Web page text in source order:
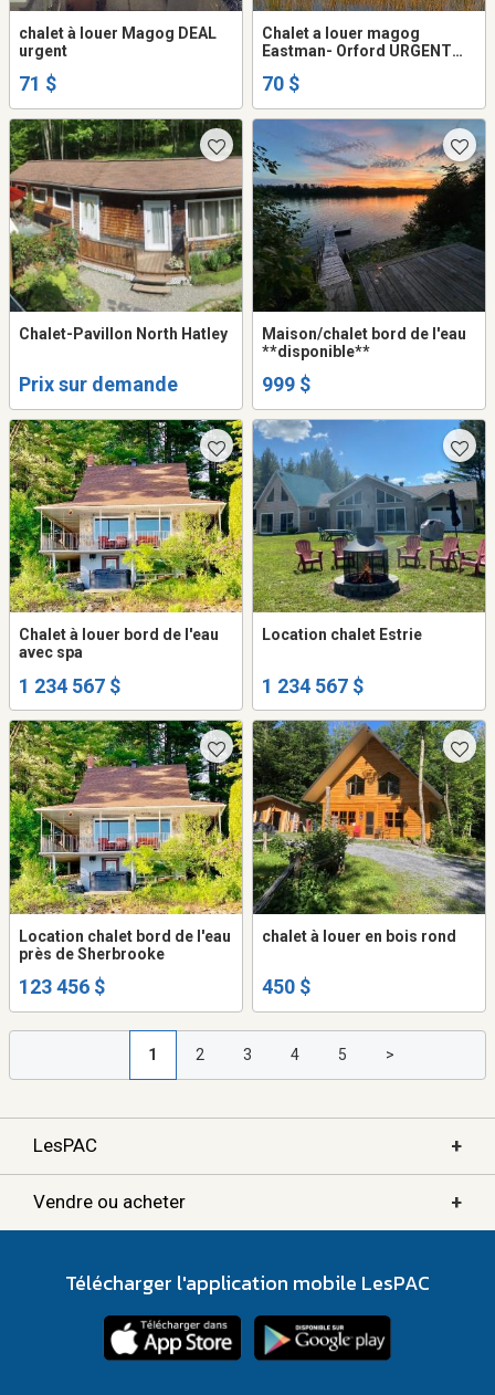
chalet à louer Magog DEAL
urgent
71 $
Chalet a louer magog
Eastman- Orford URGENT
70 $
Chalet-Pavillon North Hatley
Prix sur demande
Maison/chalet bord de l'eau
**disponible**
999 $
Chalet à louer bord de l'eau
avec spa
1 234 567 $
Location chalet Estrie
1 234 567 $
Location chalet bord de l'eau
près de Sherbrooke
123 456 $
chalet à louer en bois rond
450 $
1 2 3 4 5 >
LesPAC +
Vendre ou acheter +
Télécharger l'application mobile LesPAC